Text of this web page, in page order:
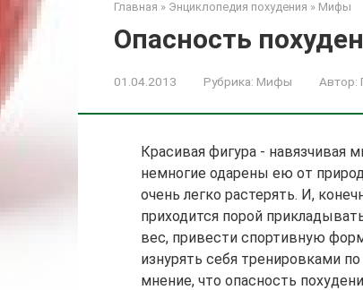
Главная » Энциклопедия похудения » Мифы
Опасность
01.04.2013 Рубрика: Мифы Автор:
Красивая фигура -
немногие одарены ею от
очень легко растерять. И,
приходится порой
вес, привести спортивную
изнурять себя тренировками
мнение, что опасность